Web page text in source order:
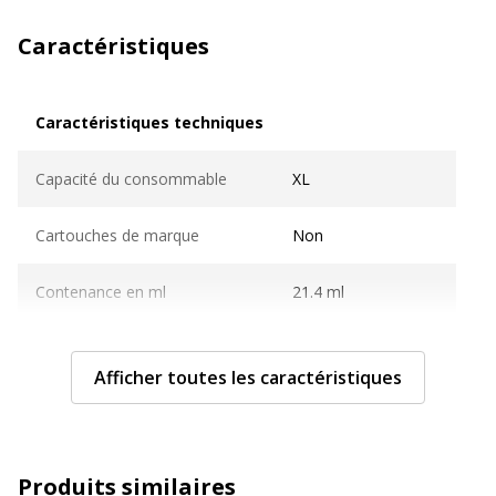
Caractéristiques
Caractéristiques techniques
Capacité du consommable XL
Cartouches de marque Non
Contenance en ml 21.4 ml
Couleur du consommable Magenta
Nombre de pages imprimables 1443 pages
Afficher toutes les caractéristiques
Produits similaires